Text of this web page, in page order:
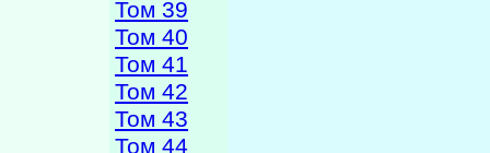
Том 39
Том 40
Том 41
Том 42
Том 43
Том 44